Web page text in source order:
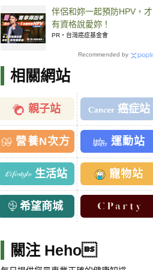
伴侶和妳一起預防HPV，才
有資格說愛妳！
PR・台灣癌症基金會
Recommended by
相關網站
親子站 癌症站
營養N次方 運動站
生活站 寵物站
希望商城
關注 Heho